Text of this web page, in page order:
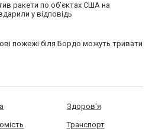
ракети по обʼєктах США на
у відповідь
пожежі біля Бордо можуть тривати
Здоров'я
Транспорт